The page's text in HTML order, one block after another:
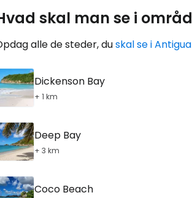
skal man se i
alle de steder, duskal se i
Dickenson Bay
+ 1 km
Deep Bay
+ 3 km
Coco Beach